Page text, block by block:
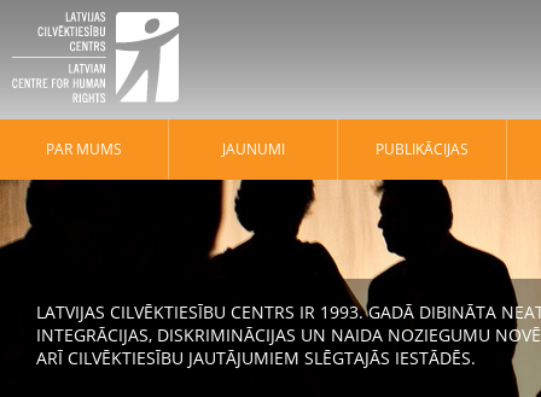
PAR MUMS JAUNUMI PUBLIKĀCIJAS
LATVIJAS CILVĒKTIESĪBU CENTRS IR 1993. GADĀ DIBINĀTA
INTEGRĀCIJAS, DISKRIMINĀCIJAS UN NAIDA NOZIEGUMU
ARĪ CILVĒKTIESĪBU JAUTĀJUMIEM SLĒGTAJĀS IESTĀDĒS.